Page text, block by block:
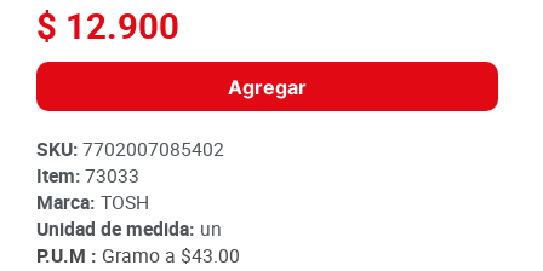
$ 12.900
Agregar
SKU:7702007085402
Item:73033
Marca: TOSH
Unidad de medida: un
P.U.M : Gramo a $43.00